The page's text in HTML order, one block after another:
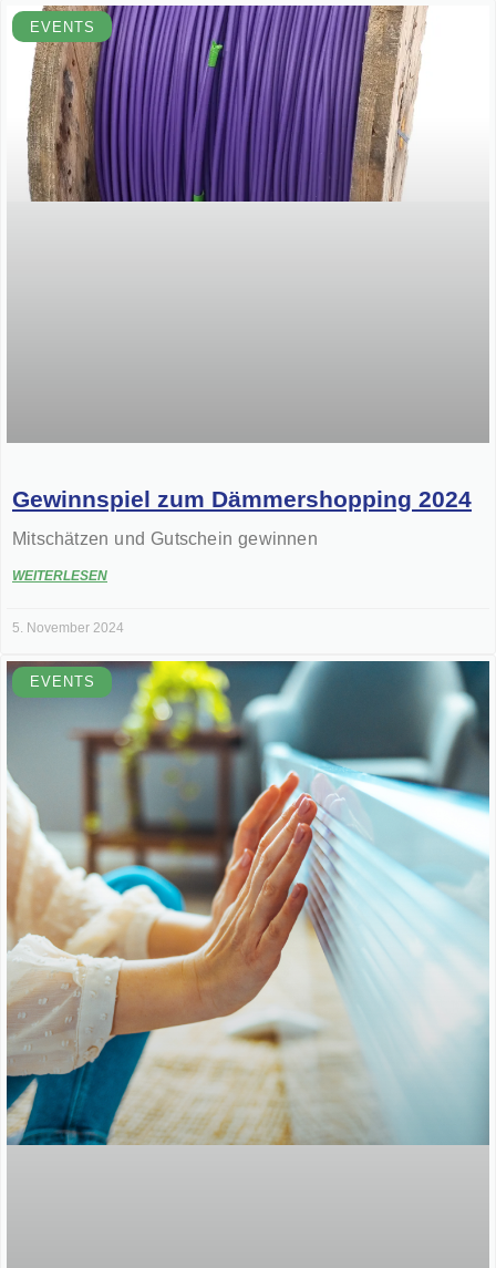
EVENTS
Gewinnspiel zum Dämmershopping 2024
Mitschätzen und Gutschein gewinnen
WEITERLESEN
5. November 2024
EVENTS